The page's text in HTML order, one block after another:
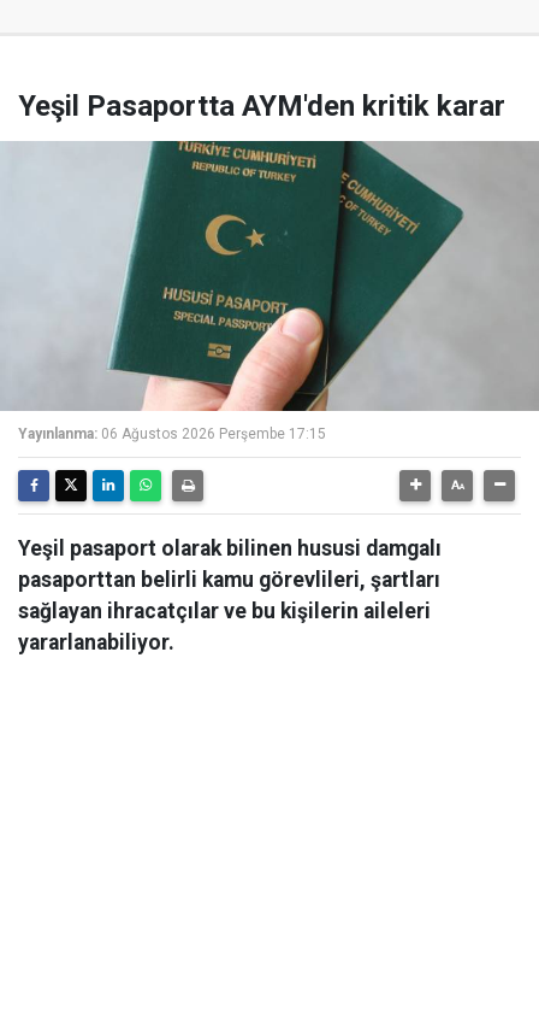
Yeşil Pasaportta AYM'den kritik karar
Yayınlanma: 06 Ağustos 2026 Perşembe 17:15
Yeşil pasaport olarak bilinen hususi damgalı
pasaporttan belirli kamu görevlileri, şartları
sağlayan ihracatçılar ve bu kişilerin aileleri
yararlanabiliyor.